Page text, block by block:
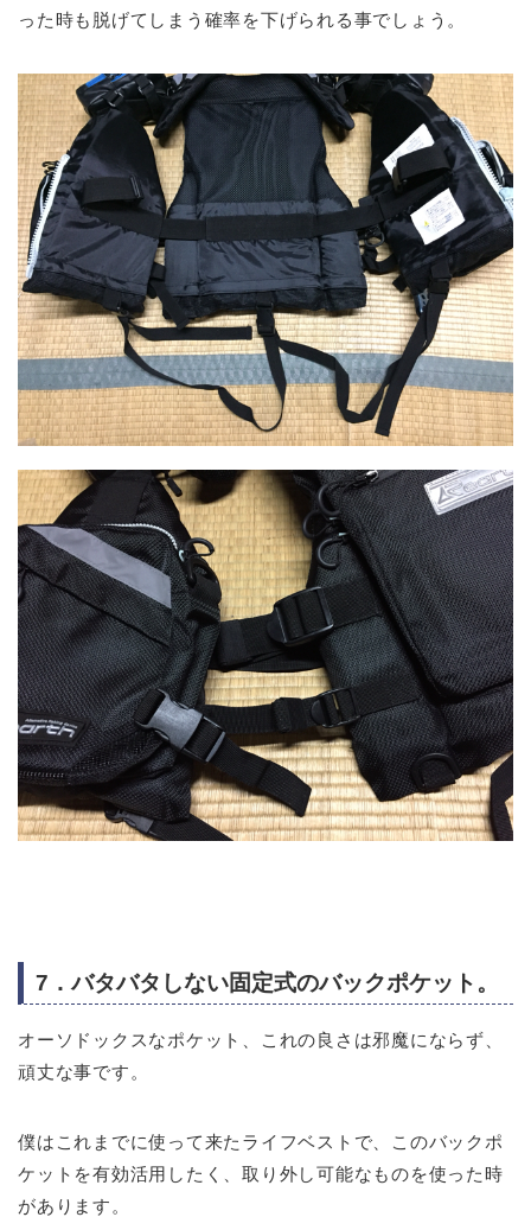
った時も脱げてしまう確率を下げられる事でしょう。
7．バタバタしない固定式のバックポケット。
オーソドックスなポケット、これの良さは邪魔にならず、
頑丈な事です。
僕はこれまでに使って来たライフベストで、このバックポ
ケットを有効活用したく、取り外し可能なものを使った時
があります。